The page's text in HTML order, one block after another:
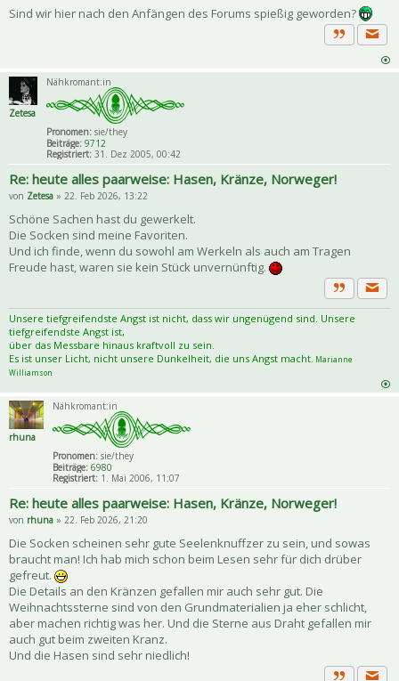
Sind wir hier nach den Anfängen des Forums spießig geworden?
Zitat
Zetesa
Nähkromant:in
Pronomen: sie/they
Beiträge: 9712
Registriert: 31. Dez 2005, 00:42
Re: heute alles paarweise: Hasen, Kränze, Norweger!
von Zetesa » 22. Feb 2026, 13:22
Schöne Sachen hast du gewerkelt.
Die Socken sind meine Favoriten.
Und ich finde, wenn du sowohl am Werkeln als auch am Tragen
Freude hast, waren sie kein Stück unvernünftig.
Zitat
Unsere tiefgreifendste Angst ist nicht, dass wir ungenügend sind. Unsere
tiefgreifendste Angst ist,
über das Messbare hinaus kraftvoll zu sein.
Es ist unser Licht, nicht unsere Dunkelheit, die uns Angst macht. Marianne
Williamson
rhuna
Nähkromant:in
Pronomen:sie/they
Beiträge: 6980
Registriert:1. Mai 2006, 11:07
Re: heute alles paarweise: Hasen, Kränze, Norweger!
von rhuna » 22. Feb 2026, 21:20
Die Socken scheinen sehr gute Seelenknuffzer zu sein, und sowas
braucht man! Ich hab mich schon beim Lesen sehr für dich drüber
gefreut.
Die Details an den Kränzen gefallen mir auch sehr gut. Die
Weihnachtssterne sind von den Grundmaterialien ja eher schlicht,
aber machen richtig was her. Und die Sterne aus Draht gefallen mir
auch gut beim zweiten Kranz.
Und die Hasen sind sehr niedlich!